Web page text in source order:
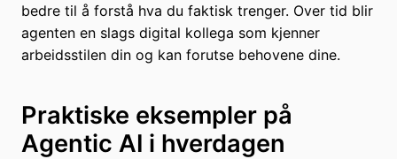
bedre til å forstå hva du faktisk trenger. Over tid blir
agenten en slags digital kollega som kjenner
arbeidsstilen din og kan forutse behovene dine.
Praktiske eksempler på
Agentic AI i hverdagen